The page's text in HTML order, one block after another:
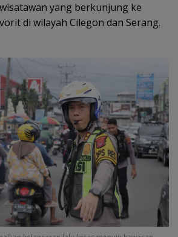
yang berkunjung ke
di wilayah Cilegon dan Serang.